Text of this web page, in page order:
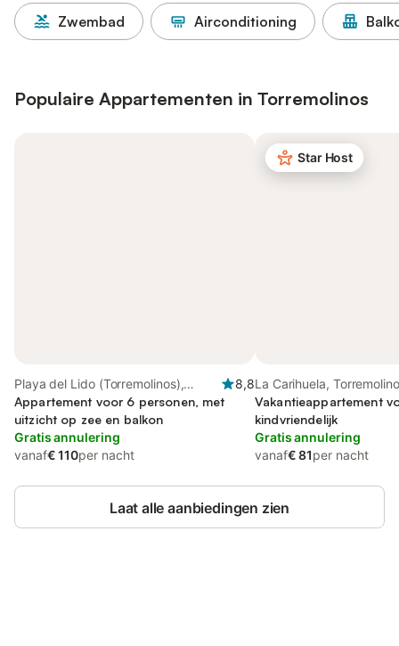
Zwembad Airconditioning
Populaire Appartementen in Torremolinos
Playa del Lido (Torremolinos),
Torremolinos
8,8
Appartement voor 6 personen, met
uitzicht op zee en balkon
Gratis annulering
vanaf€ 110per nacht
Star Host
La Carihuela,
Vakantieappartement
kindvriendelijk
Gratis annulering
vanaf€ 81per nacht
Laat alle aanbiedingen zien